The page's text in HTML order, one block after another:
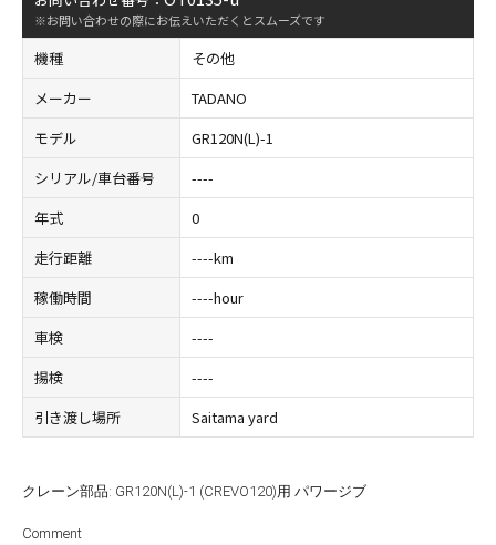
※お問い合わせの際にお伝えいただくとスムーズです
機種
その他
メーカー
TADANO
モデル
GR120N(L)-1
シリアル/車台番号
----
年式
0
走行距離
----km
稼働時間
----hour
車検
----
揚検
----
引き渡し場所
Saitama yard
クレーン部品: GR120N(L)-1 (CREVO120)用 パワージブ
Comment